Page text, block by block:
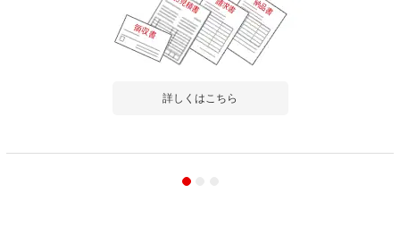
詳しくはこちら